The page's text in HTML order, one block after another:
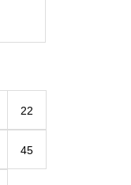
22
45